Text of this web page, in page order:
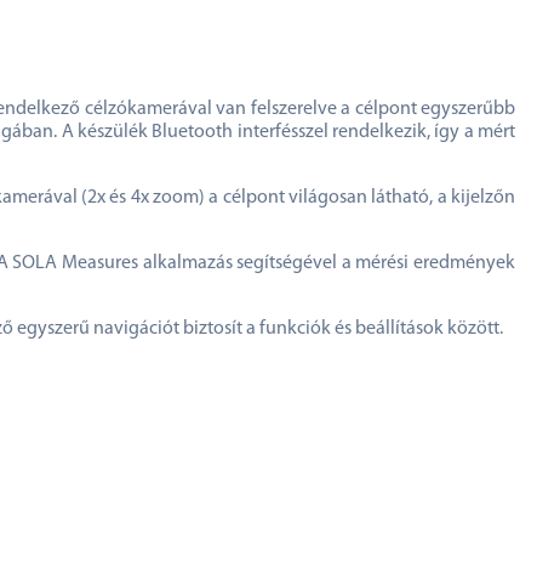
célzókamerával van felszerelve a célpont egyszerűbb
A készülék Bluetooth interfésszel rendelkezik, így a mért
(2x és 4x zoom) a célpont világosan látható, a kijelzőn
Measures alkalmazás segítségével a mérési eredmények
egyszerű navigációt biztosít a funkciók és beállítások között.